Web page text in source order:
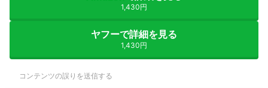
1,430円
ヤフーで詳細を見る
1,430円
コンテンツの誤りを送信する